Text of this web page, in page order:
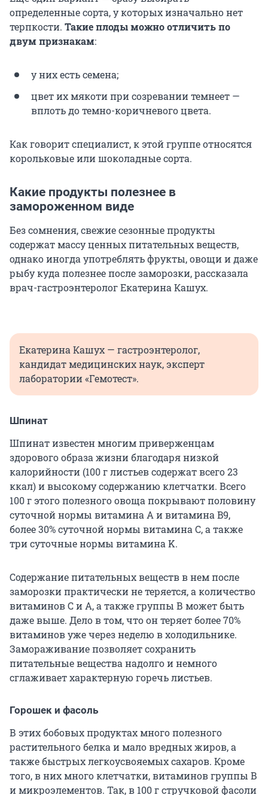
определенные сорта, у которых изначально нет
терпкости. Такие плоды можно отличить по
двум признакам:
у них есть семена;
цвет их мякоти при созревании темнеет —
вплоть до темно-коричневого цвета.
Как говорит специалист, к этой группе относятся
корольковые или шоколадные сорта.
Какие продукты полезнее в
замороженном виде
Без сомнения, свежие сезонные продукты
содержат массу ценных питательных веществ,
однако иногда употреблять фрукты, овощи и даже
рыбу куда полезнее после заморозки, рассказала
врач-гастроэнтеролог Екатерина Кашух.
Екатерина Кашух — гастроэнтеролог,
кандидат медицинских наук, эксперт
лаборатории «Гемотест».
Шпинат
Шпинат известен многим приверженцам
здорового образа жизни благодаря низкой
калорийности (100 г листьев содержат всего 23
ккал) и высокому содержанию клетчатки. Всего
100 г этого полезного овоща покрывают половину
суточной нормы витамина А и витамина B9,
более 30% суточной нормы витамина С, а также
три суточные нормы витамина K.
Содержание питательных веществ в нем после
заморозки практически не теряется, а количество
витаминов С и А, а также группы В может быть
даже выше. Дело в том, что он теряет более 70%
витаминов уже через неделю в холодильнике.
Замораживание позволяет сохранить
питательные вещества надолго и немного
сглаживает характерную горечь листьев.
Горошек и фасоль
В этих бобовых продуктах много полезного
растительного белка и мало вредных жиров, а
также быстрых легкоусвояемых сахаров. Кроме
того, в них много клетчатки, витаминов группы В
и микроэлементов. Так, в 100 г стручковой фасоли